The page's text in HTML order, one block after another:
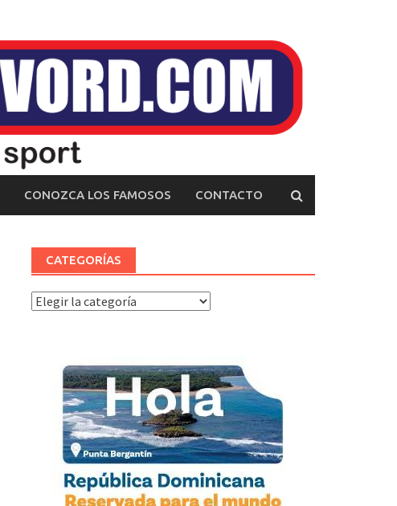
CONOZCA LOS FAMOSOS CONTACTO
CATEGORÍAS
Categorías